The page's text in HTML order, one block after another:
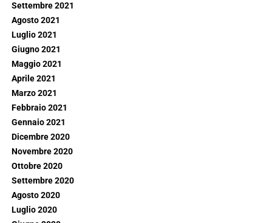
Settembre 2021
Agosto 2021
Luglio 2021
Giugno 2021
Maggio 2021
Aprile 2021
Marzo 2021
Febbraio 2021
Gennaio 2021
Dicembre 2020
Novembre 2020
Ottobre 2020
Settembre 2020
Agosto 2020
Luglio 2020